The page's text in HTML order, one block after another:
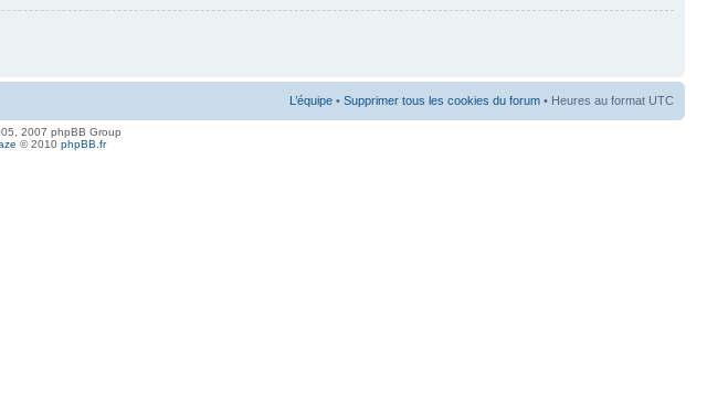
L’équipe • Supprimer tous les cookies du forum • Heures au format UTC
2007 phpBB Group
© 2010 phpBB.fr